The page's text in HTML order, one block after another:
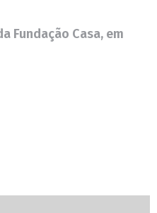
Fundação Casa, em